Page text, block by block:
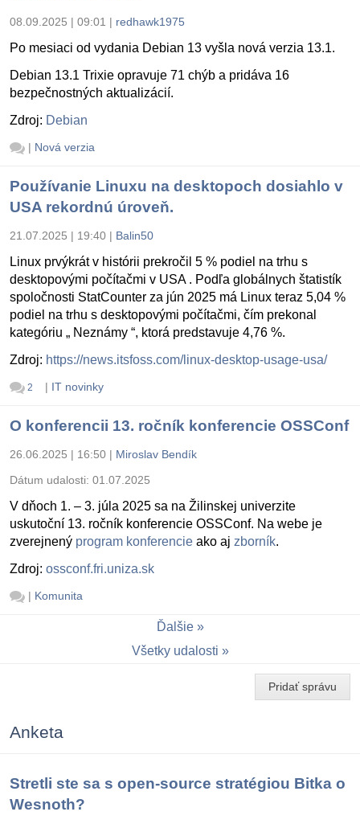
08.09.2025 | 09:01 | redhawk1975
Po mesiaci od vydania Debian 13 vyšla nová verzia 13.1.
Debian 13.1 Trixie opravuje 71 chýb a pridáva 16
bezpečnostných aktualizácií.
Zdroj: Debian
| Nová verzia
Používanie Linuxu na desktopoch dosiahlo v
USA rekordnú úroveň.
21.07.2025 | 19:40 | Balin50
Linux prvýkrát v histórii prekročil 5 % podiel na trhu s
desktopovými počítačmi v USA . Podľa globálnych štatistík
spoločnosti StatCounter za jún 2025 má Linux teraz 5,04 %
podiel na trhu s desktopovými počítačmi, čím prekonal
kategóriu „ Neznámy “, ktorá predstavuje 4,76 %.
Zdroj: https://news.itsfoss.com/linux-desktop-usage-usa/
2 | IT novinky
O konferencii 13. ročník konferencie OSSConf
26.06.2025 | 16:50 | Miroslav Bendík
Dátum udalosti: 01.07.2025
V dňoch 1. – 3. júla 2025 sa na Žilinskej univerzite
uskutoční 13. ročník konferencie OSSConf. Na webe je
zverejnený program konferencie ako aj zborník.
Zdroj: ossconf.fri.uniza.sk
| Komunita
Ďalšie
Všetky udalosti
Pridať správu
Anketa
Stretli ste sa s open-source stratégiou Bitka o
Wesnoth?